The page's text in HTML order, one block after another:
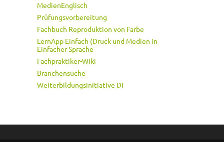
MedienEnglisch
Prüfungsvorbereitung
Fachbuch Reproduktion von Farbe
LernApp Einfach (Druck und Medien in
Einfacher Sprache
Fachpraktiker-Wiki
Branchensuche
Weiterbildungsinitiative DI